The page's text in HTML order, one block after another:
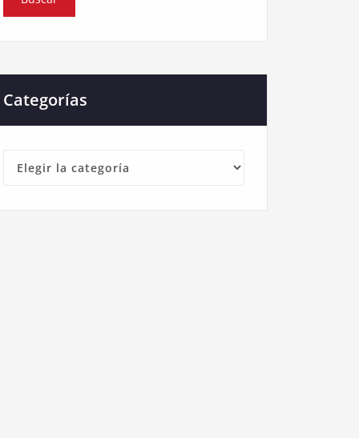
Categorías
Categorías